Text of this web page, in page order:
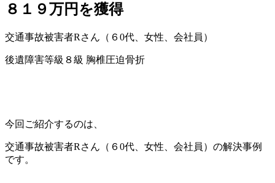
８１９万円を獲得
交通事故被害者Rさん（６0代、女性、会社員）
後遺障害等級８級 胸椎圧迫骨折
今回ご紹介するのは、
交通事故被害者Rさん（６0代、女性、会社員）の解決事例
です。